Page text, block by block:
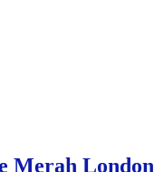
Merah London